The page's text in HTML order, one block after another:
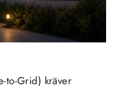
to-Grid) kräver